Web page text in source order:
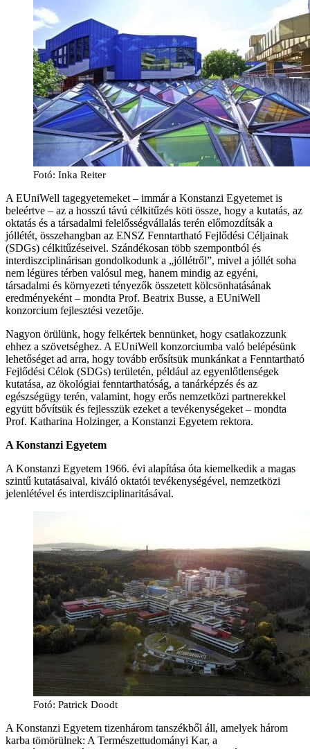
Fotó: Inka Reiter
A EUniWell tagegyetemeket – immár a Konstanzi Egyetemet is
beleértve – az a hosszú távú célkitűzés köti össze, hogy a kutatás, az
oktatás és a társadalmi felelősségvállalás terén előmozdítsák a
jóllétét, összehangban az ENSZ Fenntartható Fejlődési Céljainak
(SDGs) célkitűzéseivel. Szándékosan több szempontból és
interdiszciplinárisan gondolkodunk a „jóllétről”, mivel a jóllét soha
nem légüres térben valósul meg, hanem mindig az egyéni,
társadalmi és környezeti tényezők összetett kölcsönhatásának
eredményeként – mondta Prof. Beatrix Busse, a EUniWell
konzorcium fejlesztési vezetője.
Nagyon örülünk, hogy felkértek bennünket, hogy csatlakozzunk
ehhez a szövetséghez. A EUniWell konzorciumba való belépésünk
lehetőséget ad arra, hogy tovább erősítsük munkánkat a Fenntartható
Fejlődési Célok (SDGs) területén, például az egyenlőtlenségek
kutatása, az ökológiai fenntarthatóság, a tanárképzés és az
egészségügy terén, valamint, hogy erős nemzetközi partnerekkel
együtt bővítsük és fejlesszük ezeket a tevékenységeket – mondta
Prof. Katharina Holzinger, a Konstanzi Egyetem rektora.
A Konstanzi Egyetem
A Konstanzi Egyetem 1966. évi alapítása óta kiemelkedik a magas
szintű kutatásaival, kiváló oktatói tevékenységével, nemzetközi
jelenlétével és interdiszciplinaritásával.
Fotó: Patrick Doodt
A Konstanzi Egyetem tizenhárom tanszékből áll, amelyek három
karba tömörülnek: A Természettudományi Kar, a